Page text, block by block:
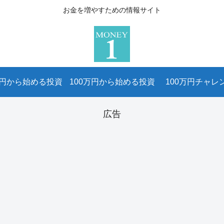
お金を増やすための情報サイト
から始める投資 100万円から始める投資 100万円チャレ
広告